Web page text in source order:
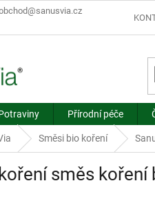
Přírodní péče
Směsi bio koření
směs koření